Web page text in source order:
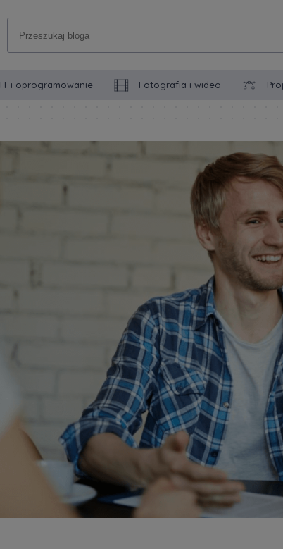
IT i oprogramowanie Fotografia i wideo